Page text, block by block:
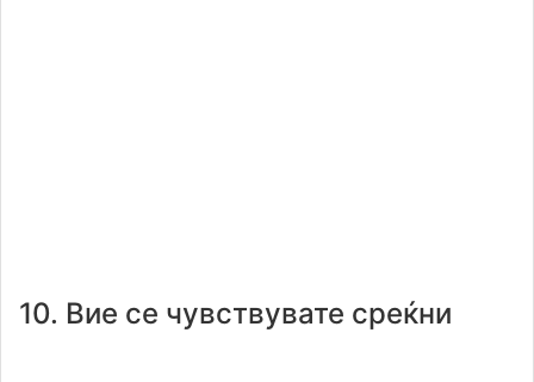
10. Вие се чувствувате среќни